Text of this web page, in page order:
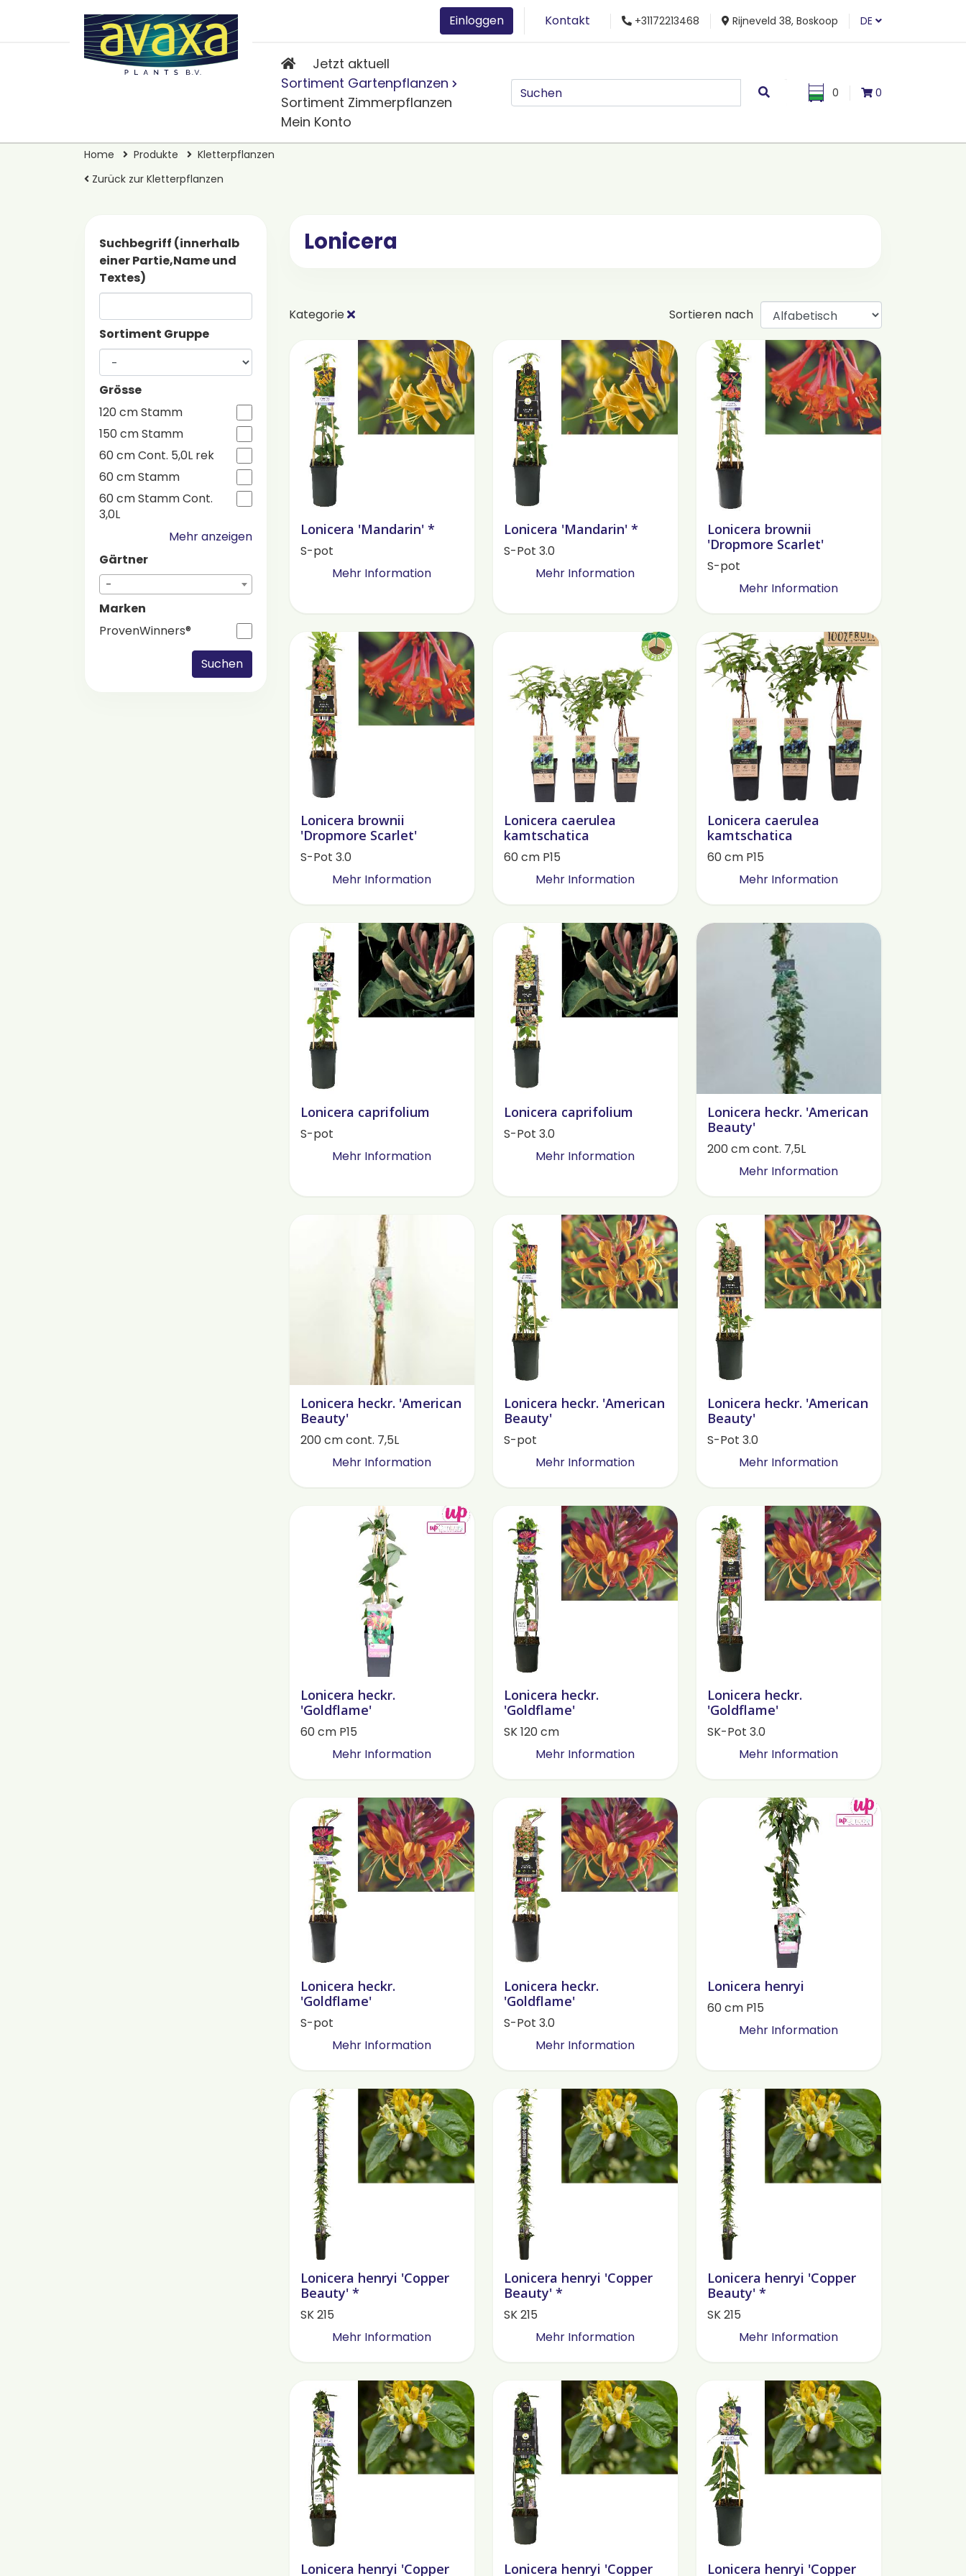
Einloggen Kontakt +31172213468 Rijneveld 38, Boskoop DE
Jetzt aktuell
Sortiment Gartenpflanzen
Sortiment Zimmerpflanzen
Mein Konto
0 0
Home Produkte
Kletterpflanzen
Zurück zur Kletterpflanzen
Suchbegriff (innerhalb
einer Partie,Name und
Textes)
Sortiment Gruppe
Grösse
120 cm Stamm
150 cm Stamm
60 cm Cont. 5,0L rek
60 cm Stamm
60 cm Stamm Cont.
3,0L
Mehr anzeigen
Gärtner
-
Marken
ProvenWinners®
Suchen
Lonicera
Kategorie Sortieren nach
Lonicera 'Mandarin' *
S-pot
Mehr Information
Lonicera 'Mandarin' *
S-Pot 3.0
Mehr Information
Lonicera brownii
'Dropmore Scarlet'
S-pot
Mehr Information
Lonicera brownii
'Dropmore Scarlet'
S-Pot 3.0
Mehr Information
Lonicera caerulea
kamtschatica
60 cm P15
Mehr Information
Lonicera caerulea
kamtschatica
60 cm P15
Mehr Information
Lonicera caprifolium
S-pot
Mehr Information
Lonicera caprifolium
S-Pot 3.0
Mehr Information
Lonicera heckr. 'American
Beauty'
200 cm cont. 7,5L
Mehr Information
Lonicera heckr. 'American
Beauty'
200 cm cont. 7,5L
Mehr Information
Lonicera heckr. 'American
Beauty'
S-pot
Mehr Information
Lonicera heckr. 'American
Beauty'
S-Pot 3.0
Mehr Information
Lonicera heckr.
'Goldflame'
60 cm P15
Mehr Information
Lonicera heckr.
'Goldflame'
SK 120 cm
Mehr Information
Lonicera heckr.
'Goldflame'
SK-Pot 3.0
Mehr Information
Lonicera heckr.
'Goldflame'
S-pot
Mehr Information
Lonicera heckr.
'Goldflame'
S-Pot 3.0
Mehr Information
Lonicera henryi
60 cm P15
Mehr Information
Lonicera henryi 'Copper
Beauty' *
SK 215
Mehr Information
Lonicera henryi 'Copper
Beauty' *
SK 215
Mehr Information
Lonicera henryi 'Copper
Beauty' *
SK 215
Mehr Information
Lonicera henryi 'Copper
Lonicera henryi 'Copper
Lonicera henryi 'Copper